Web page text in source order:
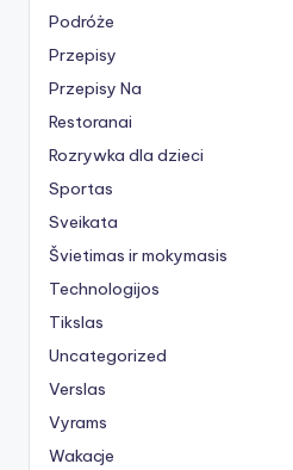
Podróże
Przepisy
Przepisy Na
Restoranai
Rozrywka dla dzieci
Sportas
Sveikata
Švietimas ir mokymasis
Technologijos
Tikslas
Uncategorized
Verslas
Vyrams
Wakacje